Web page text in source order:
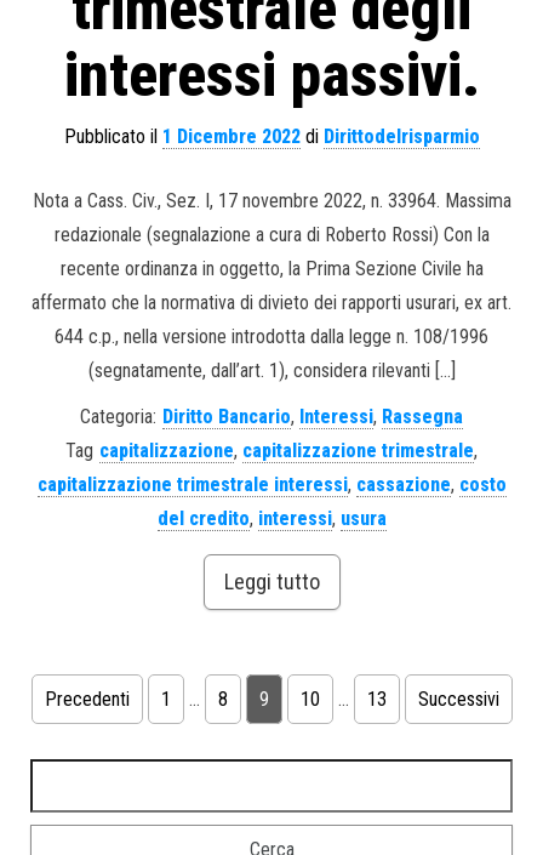
interessi passivi.
Pubblicato il 1 Dicembre 2022di Dirittodelrisparmio
Nota a Cass. Civ., Sez. I, 17 novembre 2022, n. 33964. Massima
redazionale (segnalazione a cura di Roberto Rossi) Con la
recente ordinanza in oggetto, la Prima Sezione Civile ha
affermato che la normativa di divieto dei rapporti usurari, ex art.
644 c.p., nella versione introdotta dalla legge n. 108/1996
(segnatamente, dall’art. 1), considera rilevanti […]
Categoria: Diritto Bancario, Interessi, Rassegna
Tag capitalizzazione, capitalizzazione trimestrale,
capitalizzazione trimestrale interessi, cassazione, costo
del credito, interessi, usura
Leggi tutto
Precedenti 1 … 8 9 10 … 13 Successivi